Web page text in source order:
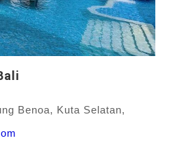
Benoa, Kuta Selatan,